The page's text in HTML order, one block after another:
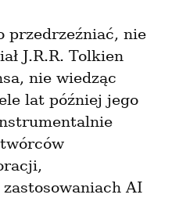
przedrzeźniać, nie
J.R.R. Tolkien
nie wiedząc
lat później jego
AI